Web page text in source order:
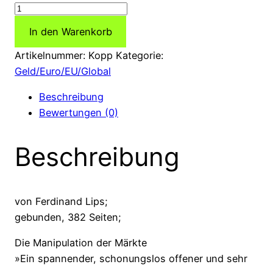
Die
Verschwörung:
Die
Manipulation
Märkte
(Die
Menge
In den Warenkorb
Artikelnummer: Kopp Kategorie:
Geld/Euro/EU/Global
Beschreibung
Bewertungen (0)
Beschreibung
von Ferdinand Lips;
gebunden, 382 Seiten;
Die Manipulation der Märkte
»Ein spannender, schonungslos offener und sehr